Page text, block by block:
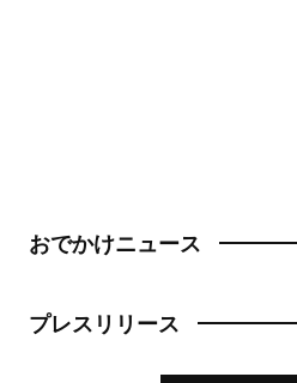
おでかけニュース
プレスリリース